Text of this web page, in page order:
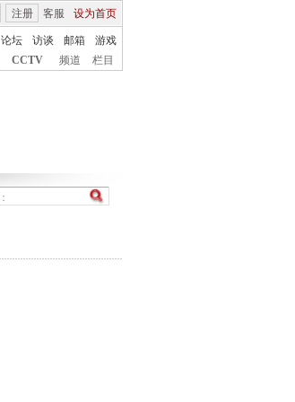
客服 设为首页
注册
论坛 访谈 邮箱
游戏
CCTV 频道 栏目